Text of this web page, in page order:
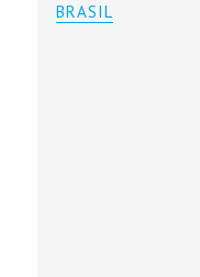
BRASIL